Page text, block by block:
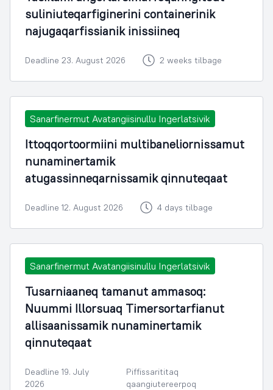
suliniuteqarfiginerini containerinik
najugaqarfissianik inissiineq
Deadline 23. August 2026 2 weeks tilbage
Sanarfinermut Avatangiisinullu Ingerlatsivik
Ittoqqortoormiini multibaneliornissamut
nunaminertamik
atugassinneqarnissamik qinnuteqaat
Deadline 12. August 2026 4 days tilbage
Sanarfinermut Avatangiisinullu Ingerlatsivik
Tusarniaaneq tamanut ammasoq:
Nuummi Illorsuaq Timersortarfianut
allisaanissamik nunaminertamik
qinnuteqaat
Deadline 19. July
2026
Piffissarititaq
qaangiutereerpoq